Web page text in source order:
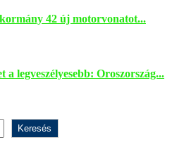
42 új motorvonatot...
a legveszélyesebb: Oroszország...
Keresés